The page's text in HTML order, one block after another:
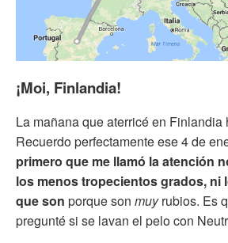
¡Moi, Finlandia!
La mañana que aterricé en Finlandia
Recuerdo perfectamente ese 4 de
primero que me llamó la atención
los menos tropecientos grados, ni
que son porque son muyrubios. Es
pregunté si se lavan el pelo con